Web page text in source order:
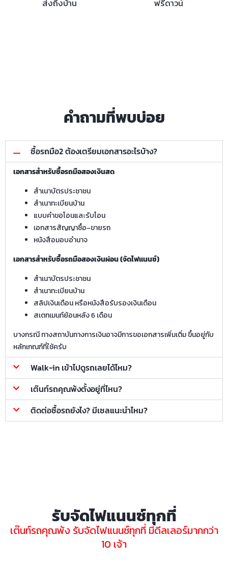
ส่งถึงบ้าน ฟรีดาวน์
คำถามที่พบบ่อย
ซื้อรถมือ2 ต้องเตรียมเอกสารอะไรบ้าง?
เอกสารสำหรับซื้อรถมือสองเงินสด
สำเนาบัตรประชาชน
สำเนาทะเบียนบ้าน
แบบคำขอโอนและรับโอน
เอกสารสัญญาซื้อ–ขายรถ
หนังสือมอบอำนาจ
เอกสารสำหรับซื้อรถมือสองเงินผ่อน (จัดไฟแนนซ์)
สำเนาบัตรประชาชน
สำเนาทะเบียนบ้าน
สลิปเงินเดือน หรือหนังสือรับรองเงินเดือน
สเตทเมนท์ย้อนหลัง 6 เดือน
บางกรณี ทางสถาบันทางการเงินอาจมีการขอเอกสารเพิ่มเติ่ม ขึ้นอยู่กับ
หลักเกณฑ์ที่ใช้ครับ
Walk-in เข้าไปดูรถเลยได้ไหม?
เต๊นท์รถคุณพ้งตั้งอยู่ที่ไหน?
ติดต่อซื้อรถยังไง? มีเซลแนะนำไหม?
รับจัดไฟแนนซ์ทุกที่
เต๊นท์รถคุณพ้ง รับจัดไฟแนนซ์ทุกที่ มีดีลเลอร์มากกว่า
10 เจ้า